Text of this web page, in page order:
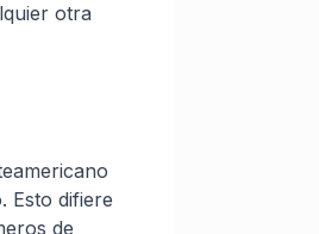
otra
Esto difiere
de